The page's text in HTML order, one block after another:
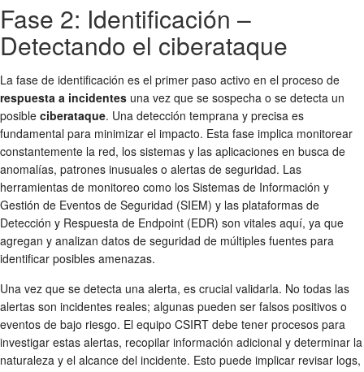
Fase 2: Identificación –
Detectando el ciberataque
La fase de identificación es el primer paso activo en el proceso de
respuesta a incidentes una vez que se sospecha o se detecta un
posible ciberataque. Una detección temprana y precisa es
fundamental para minimizar el impacto. Esta fase implica monitorear
constantemente la red, los sistemas y las aplicaciones en busca de
anomalías, patrones inusuales o alertas de seguridad. Las
herramientas de monitoreo como los Sistemas de Información y
Gestión de Eventos de Seguridad (SIEM) y las plataformas de
Detección y Respuesta de Endpoint (EDR) son vitales aquí, ya que
agregan y analizan datos de seguridad de múltiples fuentes para
identificar posibles amenazas.
Una vez que se detecta una alerta, es crucial validarla. No todas las
alertas son incidentes reales; algunas pueden ser falsos positivos o
eventos de bajo riesgo. El equipo CSIRT debe tener procesos para
investigar estas alertas, recopilar información adicional y determinar la
naturaleza y el alcance del incidente. Esto puede implicar revisar logs,